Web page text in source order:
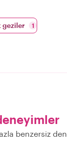
geziler 1
benzersiz